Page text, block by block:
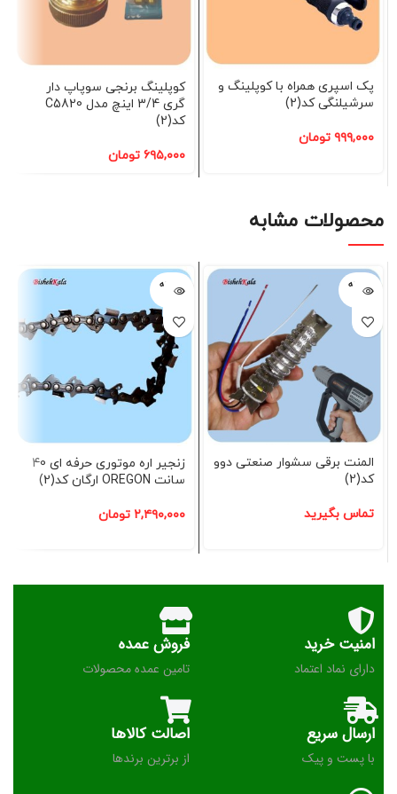
پک اسپری همراه با کوپلینگ و
سرشیلنگی کد(2)
۹۹۹,۰۰۰ تومان
کوپلینگ برنجی سوپاپ دار
گری 3/4 اینچ مدل C5820
کد(2)
۶۹۵,۰۰۰ تومان
محصولات مشابه
فروخته
شده
المنت برقی سشوار صنعتی دوو
کد(2)
تماس بگیرید
فروخته
شده
زنجیر اره موتوری حرفه ای 40
سانت OREGON ارگان کد(2)
۲,۴۹۰,۰۰۰ تومان
امنیت خرید
دارای نماد اعتماد
فروش عمده
تامین عمده محصولات
ارسال سریع
با پست و پیک
اصالت کالاها
از برترین برندها